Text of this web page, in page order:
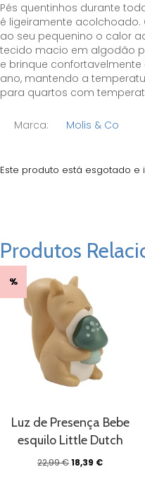
Pés quentinhos durante
é ligeiramente
ao seu pequenino o calor
tecido macio em algodão
e brinque
ano, mantendo a
para quartos com
Marca: Molis & Co
Este produto está esgotado e
Produtos
%
Luz de Presença Bebe
esquilo Little Dutch
22,99€O
18,39 €O